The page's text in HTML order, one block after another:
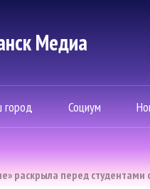
Mедиа
город Социум
раскрыла перед студентами